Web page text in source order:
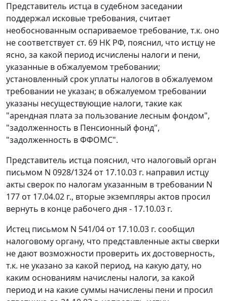
Представитель истца в судебном заседании
поддержал исковые требования, считает
необоснованным оспариваемое требование, т.к. оно
не соответствует ст. 69 НК РФ, пояснил, что истцу не
ясно, за какой период исчислены налоги и пени,
указанные в обжалуемом требовании;
установленный срок уплаты налогов в обжалуемом
требовании не указан; в обжалуемом требовании
указаны несуществующие налоги, такие как
"арендная плата за пользование лесным фондом",
"задолженность в Пенсионный фонд",
"задолженность в ФФОМС".
Представитель истца пояснил, что налоговый орган
письмом N 0928/1324 от 17.10.03 г. направил истцу
акты сверок по налогам указанным в требовании N
177 от 17.04.02 г., вторые экземпляры актов просил
вернуть в конце рабочего дня - 17.10.03 г.
Истец письмом N 541/04 от 17.10.03 г. сообщил
налоговому органу, что представленные акты сверки
не дают возможности проверить их достоверность,
т.к. не указано за какой период, на какую дату, но
каким основаниям начислены налоги, за какой
период и на какие суммы начислены пени и просил